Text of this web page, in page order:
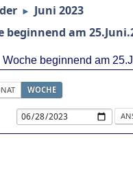
► Juni 2023
beginnend am
Woche beginnend am
WOCHE